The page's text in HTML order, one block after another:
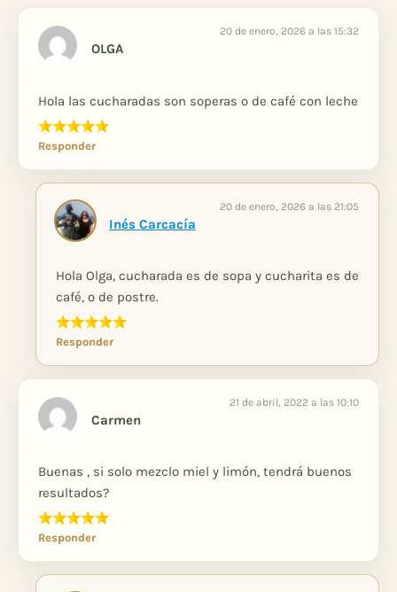
OLGA
20 de enero, 2026 a las 15:32
Hola las cucharadas son soperas o de café con leche
Responder
Inés Carcacía
20 de enero, 2026 a las 21:05
Hola Olga, cucharada es de sopa y cucharita es de
café, o de postre.
Responder
Carmen
21 de abril, 2022 a las 10:10
Buenas , si solo mezclo miel y limón, tendrá buenos
resultados?
Responder